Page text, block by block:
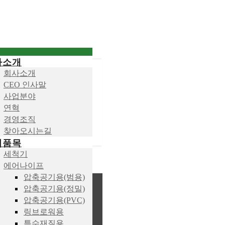
개
회사소개
CEO 인사말
사업분야
연혁
경영조직
찾아오시는길
품목
세척기
에어나이프
압축공기용(범용)
압축공기용(정밀)
압축공기용(PVC)
링브로워용
특수재질용